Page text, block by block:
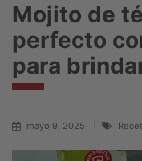
Mojito de
perfecto
para
mayo 9, 2025